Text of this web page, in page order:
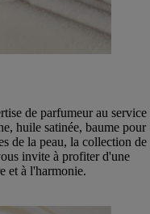
de parfumeur au service
huile satinée, baume pour
de la peau, la collection de
invite à profiter d'une
et à l'harmonie.